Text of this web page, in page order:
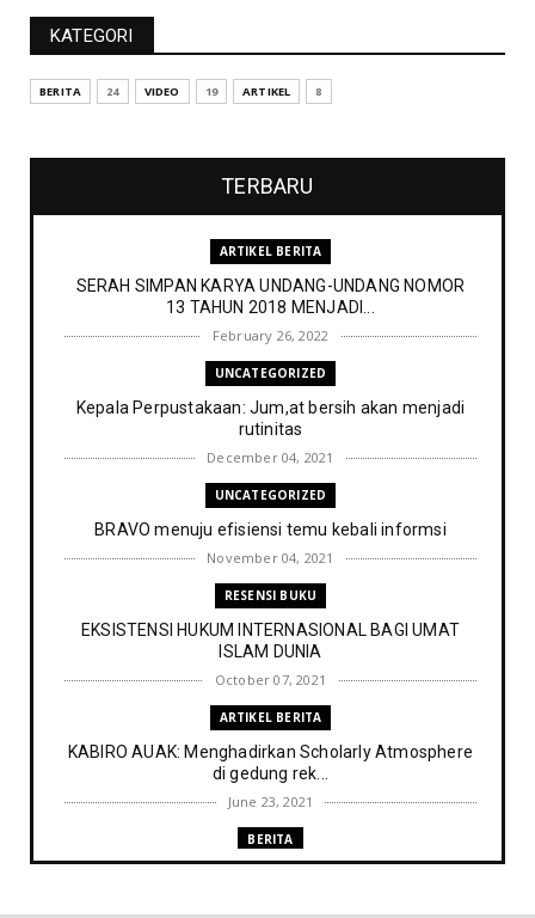
KATEGORI
BERITA 24 VIDEO 19 ARTIKEL 8
TERBARU
ARTIKEL BERITA
SERAH SIMPAN KARYA UNDANG-UNDANG NOMOR
13 TAHUN 2018 MENJADI...
February 26, 2022
UNCATEGORIZED
Kepala Perpustakaan: Jum,at bersih akan menjadi
rutinitas
December 04, 2021
UNCATEGORIZED
BRAVO menuju efisiensi temu kebali informsi
November 04, 2021
RESENSI BUKU
EKSISTENSI HUKUM INTERNASIONAL BAGI UMAT
ISLAM DUNIA
October 07, 2021
ARTIKEL BERITA
KABIRO AUAK: Menghadirkan Scholarly Atmosphere
di gedung rek...
June 23, 2021
BERITA